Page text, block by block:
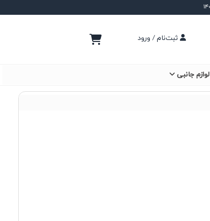
ثبت‌نام / ورود
لوازم جانبی